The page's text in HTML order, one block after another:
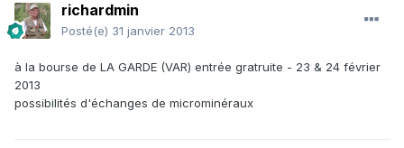
richardmin
Posté(e) 31 janvier 2013
à la bourse de LA GARDE (VAR) entrée gratruite - 23 & 24 février
2013
possibilités d'échanges de microminéraux